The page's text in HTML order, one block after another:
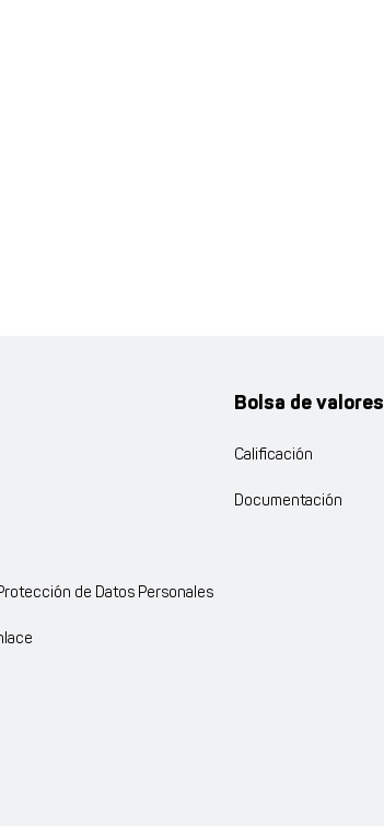
de Datos Personales
Bolsa de valores
Calificación
Documentación